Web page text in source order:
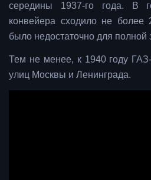
середины 1937-го года. В
конвейера сходило не
было недостаточно для полной
Тем не менее, к 1940 году
улиц Москвы и Ленинграда.